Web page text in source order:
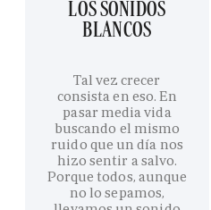
LOS SONIDOS
BLANCOS
Tal vez crecer
consista en eso. En
pasar media vida
buscando el mismo
ruido que un día nos
hizo sentir a salvo.
Porque todos, aunque
no lo sepamos,